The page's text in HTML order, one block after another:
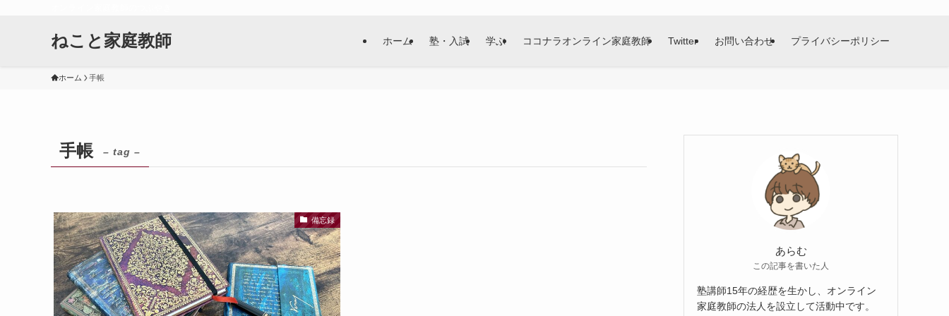
ねこと家庭教師 ホーム 塾・入試 学ぶ ココナラオンライン家庭教師 Twitter お問い合わせ プライバシーポリシー
ホーム 手帳
手帳 – tag –
備忘録
あらむ
この記事を書いた人
塾講師15年の経歴を生かし、オンライン
家庭教師の法人を設立して活動中です。